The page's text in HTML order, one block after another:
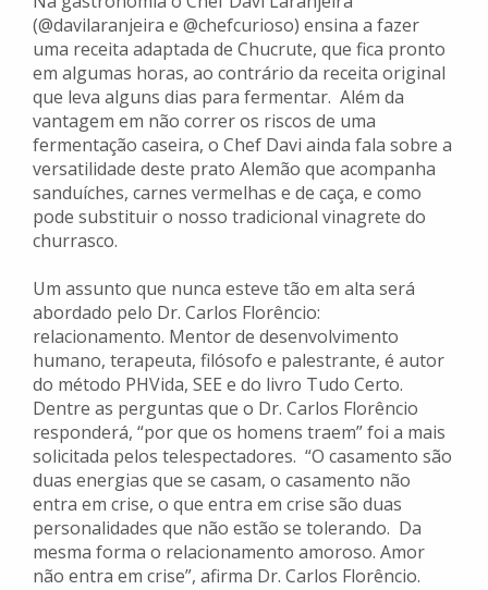
(@davilaranjeira e @chefcurioso) ensina a fazer
uma receita adaptada de Chucrute, que fica pronto
em algumas horas, ao contrário da receita original
que leva alguns dias para fermentar. Além da
vantagem em não correr os riscos de uma
fermentação caseira, o Chef Davi ainda fala sobre a
versatilidade deste prato Alemão que acompanha
sanduíches, carnes vermelhas e de caça, e como
pode substituir o nosso tradicional vinagrete do
churrasco.
Um assunto que nunca esteve tão em alta será
abordado pelo Dr. Carlos Florêncio:
relacionamento. Mentor de desenvolvimento
humano, terapeuta, filósofo e palestrante, é autor
do método PHVida, SEE e do livro Tudo Certo.
Dentre as perguntas que o Dr. Carlos Florêncio
responderá, “por que os homens traem” foi a mais
solicitada pelos telespectadores. “O casamento são
duas energias que se casam, o casamento não
entra em crise, o que entra em crise são duas
personalidades que não estão se tolerando. Da
mesma forma o relacionamento amoroso. Amor
não entra em crise”, afirma Dr. Carlos Florêncio.